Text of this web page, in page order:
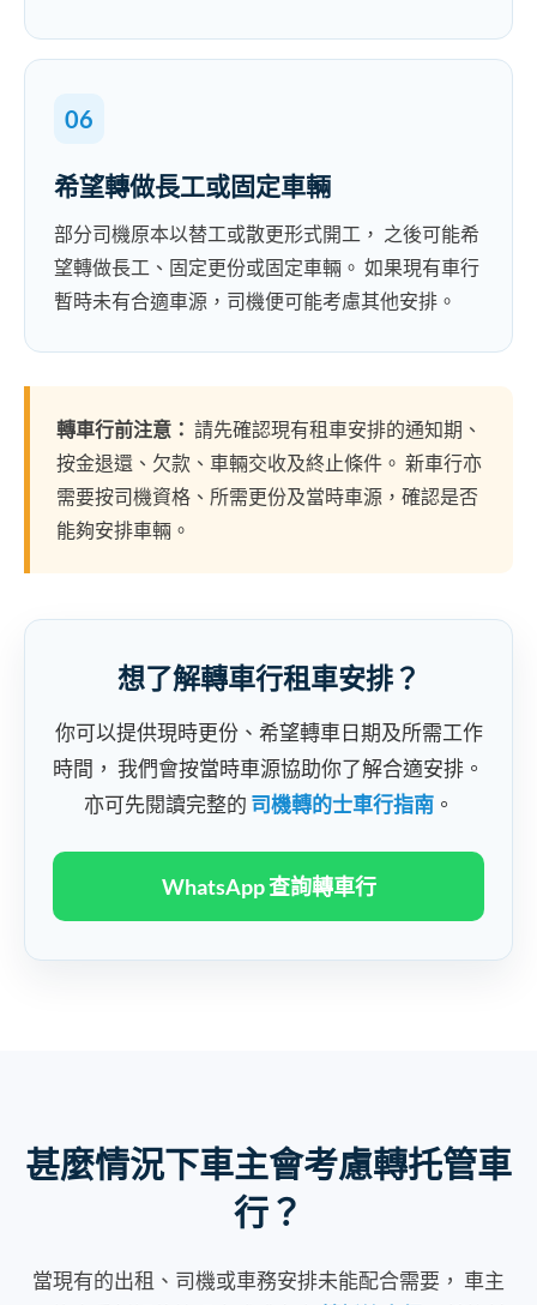
06
希望轉做長工或固定車輛
部分司機原本以替工或散更形式開工， 之後可能希
望轉做長工、固定更份或固定車輛。 如果現有車行
暫時未有合適車源，司機便可能考慮其他安排。
轉車行前注意： 請先確認現有租車安排的通知期、
按金退還、欠款、車輛交收及終止條件。 新車行亦
需要按司機資格、所需更份及當時車源，確認是否
能夠安排車輛。
想了解轉車行租車安排？
你可以提供現時更份、希望轉車日期及所需工作
時間， 我們會按當時車源協助你了解合適安排。
亦可先閱讀完整的 司機轉的士車行指南。
WhatsApp 查詢轉車行
甚麼情況下車主會考慮轉托管車
行？
當現有的出租、司機或車務安排未能配合需要， 車主